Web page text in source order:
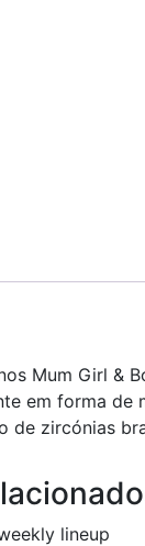
Mum Girl &
em forma de
de zircónias
lineup